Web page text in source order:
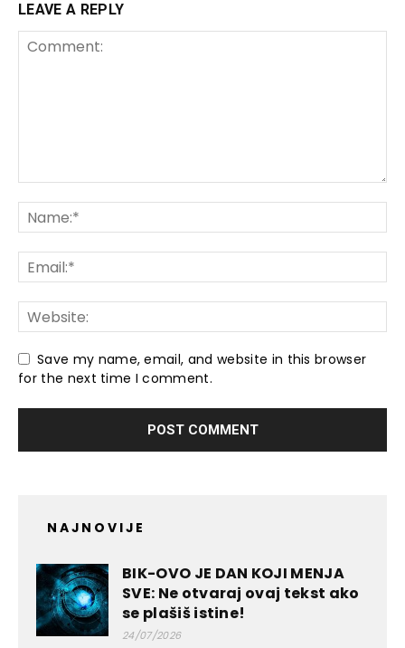
LEAVE A REPLY
Save my name, email, and website in this browser
for the next time I comment.
NAJNOVIJE
BIK-OVO JE DAN KOJI MENJA
SVE: Ne otvaraj ovaj tekst ako
se plašiš istine!
24/07/2026